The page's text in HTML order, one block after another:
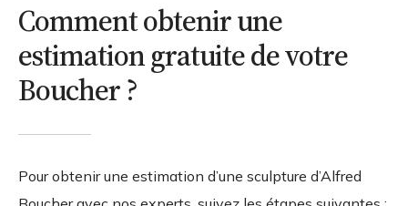
Comment obtenir une
estimation gratuite de votre
Boucher ?
Pour obtenir une estimation d’une sculpture d’Alfred